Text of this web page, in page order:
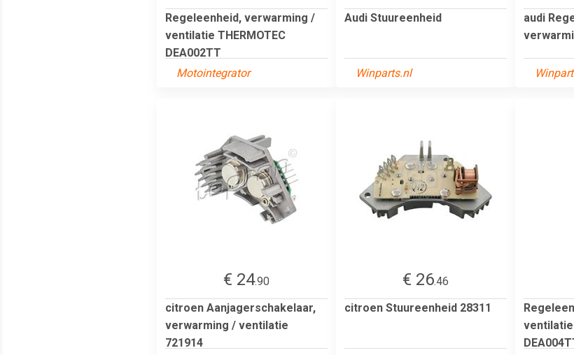
Regeleenheid, verwarming /
ventilatie THERMOTEC
DEA002TT
Motointegrator
Audi Stuureenheid
Winparts.nl
audi
€ 24.90
citroen Aanjagerschakelaar,
verwarming / ventilatie
721914
€ 26.46
citroen Stuureenheid 28311
ventilatie